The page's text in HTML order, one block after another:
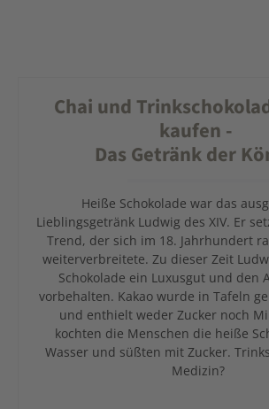
Chai und
kaufen -
Das Getränk der
Heiße Schokolade war das
Lieblingsgetränk Ludwig des XIV. Er
Trend, der sich im 18. Jahrhundert
weiterverbreitete. Zu dieser Zeit
Schokolade ein Luxusgut und den
vorbehalten. Kakao wurde in Tafeln
und enthielt weder Zucker noch
kochten die Menschen die heiße
Wasser und süßten mit Zucker.
Medizin?